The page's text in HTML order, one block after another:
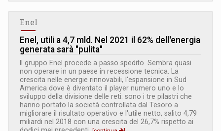
Enel
Enel, utili a 4,7 mld. Nel 2021 il 62% dell'energia
generata sarà "pulita"
Il gruppo Enel procede a passo spedito. Sembra quasi
non operare in un paese in recessione tecnica. La
crescita nelle energie rinnovabili, l'espansione in Sud
America dove è diventato il player numero uno e lo
sviluppo della divisione delle reti: sono i tre pilastri che
hanno portato la società controllata dal Tesoro a
migliorare il risultato operativo e l'utile netto, salito 4,79
miliardi nel 2018 con una crescita del 26,7% rispetto ai